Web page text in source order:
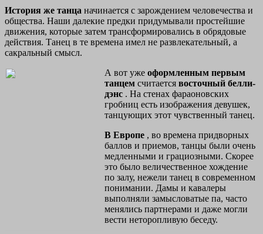
История же танца начинается с зарождением человечества и
общества. Наши далекие предки придумывали простейшие
движения, которые затем трансформировались в обрядовые
действия. Танец в те времена имел не развлекательный, а
сакральный смысл.
А вот уже оформленным первым
танцем считается восточный белли-
дэнс . На стенах фараоновских
гробниц есть изображения девушек,
танцующих этот чувственный танец.
В Европе , во времена придворных
баллов и приемов, танцы были очень
медленными и грациозными. Скорее
это было величественное хождение
по залу, нежели танец в современном
понимании. Дамы и кавалеры
выполняли замысловатые па, часто
менялись партнерами и даже могли
вести неторопливую беседу.